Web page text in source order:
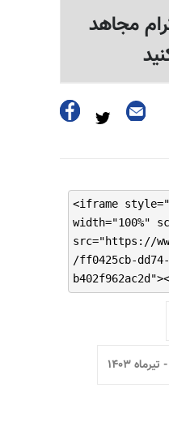
مجاهد
<iframe
width="100%"
src="https://
/ff0425cb-
۱۴۰۳